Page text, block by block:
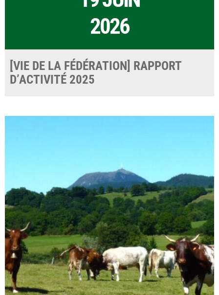
2026
[VIE DE LA FÉDÉRATION] RAPPORT
D’ACTIVITÉ 2025